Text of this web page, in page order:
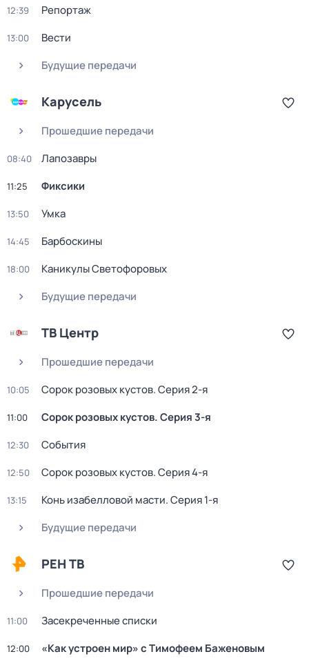
12:39 Репортаж
13:00
Вести
Будущие передачи
Карусель
Прошедшие передачи
08:40 Лапозавры
11:25 Фиксики
13:50 Умка
14:45 Барбоскины
18:00
Каникулы Светофоровых
Будущие передачи
ТВ Центр
Прошедшие передачи
10:05 Сорок розовых кустов. Серия 2-я
11:00 Сорок розовых кустов. Серия 3-я
12:30 События
12:50 Сорок розовых кустов. Серия 4-я
13:15 Конь изабелловой масти. Серия 1-я
Будущие передачи
РЕН ТВ
Прошедшие передачи
11:00 Заcекрeчeнныe списки
12:00 «Как устроен мир» с Тимофеем Баженовым